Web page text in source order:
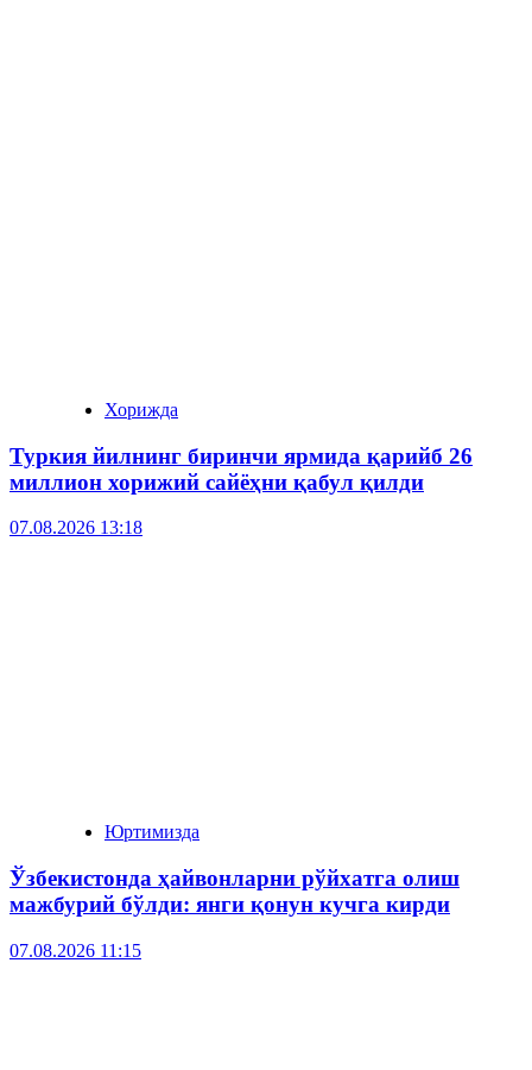
Хорижда
Туркия йилнинг биринчи ярмида қарийб 26
миллион хорижий сайёҳни қабул қилди
07.08.2026 13:18
Юртимизда
Ўзбекистонда ҳайвонларни рўйхатга олиш
мажбурий бўлди: янги қонун кучга кирди
07.08.2026 11:15